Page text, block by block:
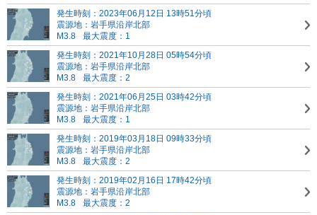
発生時刻：2023年06月12日 13時51分頃
震源地：岩手県沿岸北部
M3.8
最大震度：1
発生時刻：2021年10月28日 05時54分頃
震源地：岩手県沿岸北部
M3.8
最大震度：2
発生時刻：2021年06月25日 03時42分頃
震源地：岩手県沿岸北部
M3.8
最大震度：1
発生時刻：2019年03月18日 09時33分頃
震源地：岩手県沿岸北部
M3.8
最大震度：2
発生時刻：2019年02月16日 17時42分頃
震源地：岩手県沿岸北部
M3.8
最大震度：2